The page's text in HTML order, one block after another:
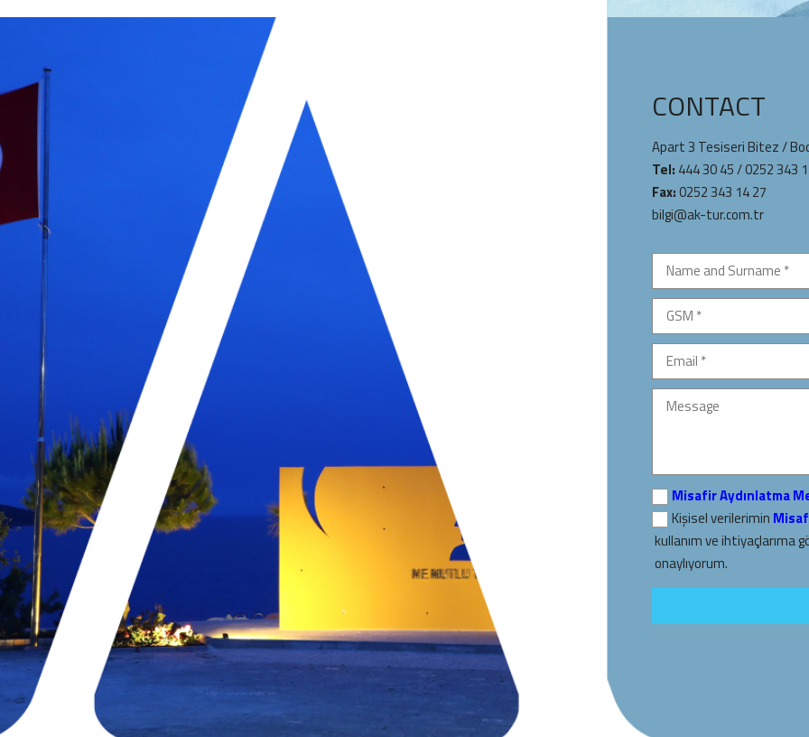
CONTACT
Apart 3 Tesiseri Bitez /
Tel: 444 30 45/0252 343
Fax:0252 343 14 27
bilgi@ak-tur.com.tr
Misafir Aydınlatma
Kişisel verilerimin
kullanım ve ihtiyaçlarıma
onaylıyorum.